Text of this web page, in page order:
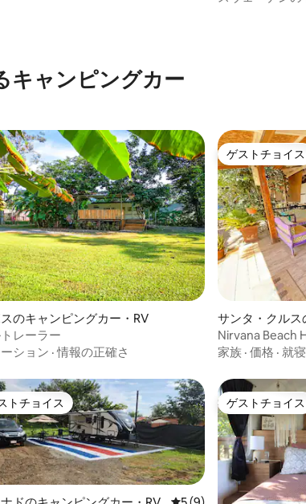
キャンピングカー
星中4.96つ星の平均評価
のキャンピングカー・RV
レーラー
ション ·情報の正確さ
ゲストチョイス
ゲストチョイス
サンタ・クルス
Nirvana Beach
家族 · 価格 · 就
トチョイス
トチョイス ゲストチョイス
ゲストチョイス